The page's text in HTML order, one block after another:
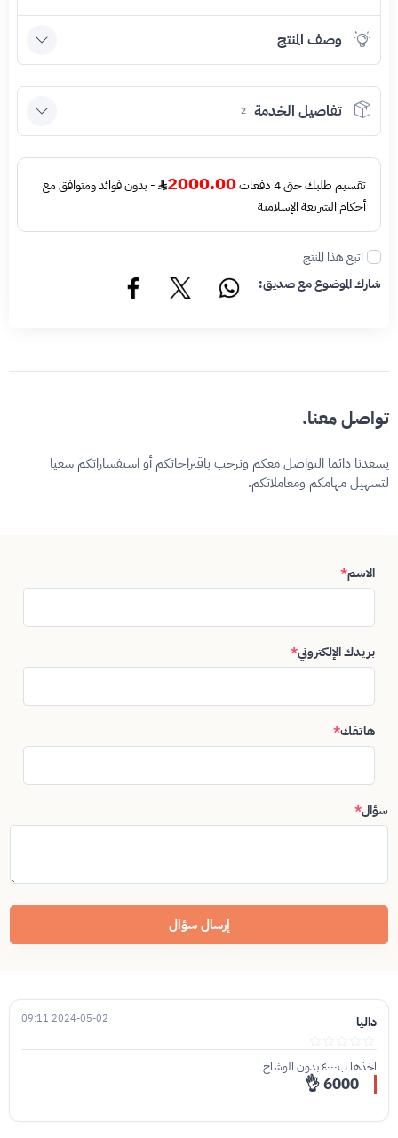
وصف المنتج
تفاصيل الخدمة 2
تقسيم طلبك حتى 4 دفعات 2000.00
- بدون فوائد ومتوافق مع
أحكام الشريعة الإسلامية
اتبع هذا المنتج
شارك الموضوع مع صديق:
تواصل معنا.
يسعدنا دائما التواصل معكم ونرحب باقتراحاتكم أو استفساراتكم سعيا
لتسهيل مهامكم ومعاملاتكم.
الاسم*
بريدك الإلكتروني*
هاتفك*
سؤال*
إرسال سؤال
داليا 2024-05-02 09:11
اخذها ب٤٠٠٠ بدون الوشاح
6000 👌